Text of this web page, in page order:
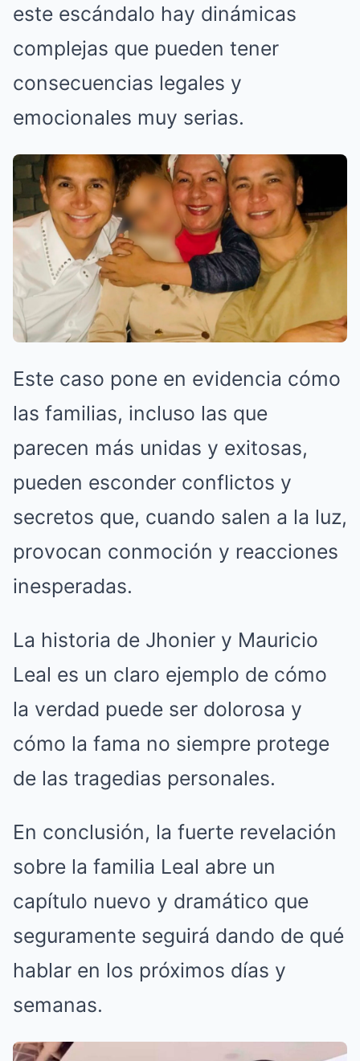
este escándalo hay dinámicas
complejas que pueden tener
consecuencias legales y
emocionales muy serias.
Este caso pone en evidencia cómo
las familias, incluso las que
parecen más unidas y exitosas,
pueden esconder conflictos y
secretos que, cuando salen a la luz,
provocan conmoción y reacciones
inesperadas.
La historia de Jhonier y Mauricio
Leal es un claro ejemplo de cómo
la verdad puede ser dolorosa y
cómo la fama no siempre protege
de las tragedias personales.
En conclusión, la fuerte revelación
sobre la familia Leal abre un
capítulo nuevo y dramático que
seguramente seguirá dando de qué
hablar en los próximos días y
semanas.